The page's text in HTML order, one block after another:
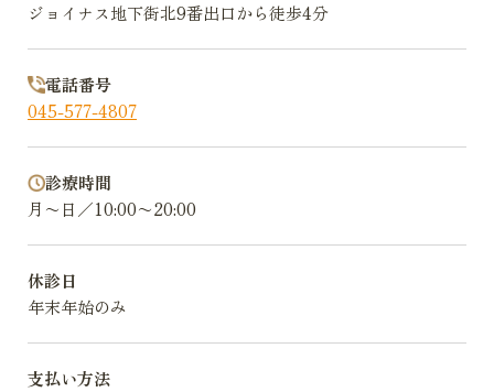
ジョイナス地下街北9番出口から徒歩4分
電話番号
045-577-4807
診療時間
月〜日／10:00〜20:00
休診日
年末年始のみ
支払い方法